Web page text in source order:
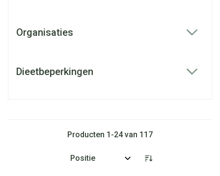
Organisaties
Dieetbeperkingen
Producten 1 -24van 117
Sorteer op: